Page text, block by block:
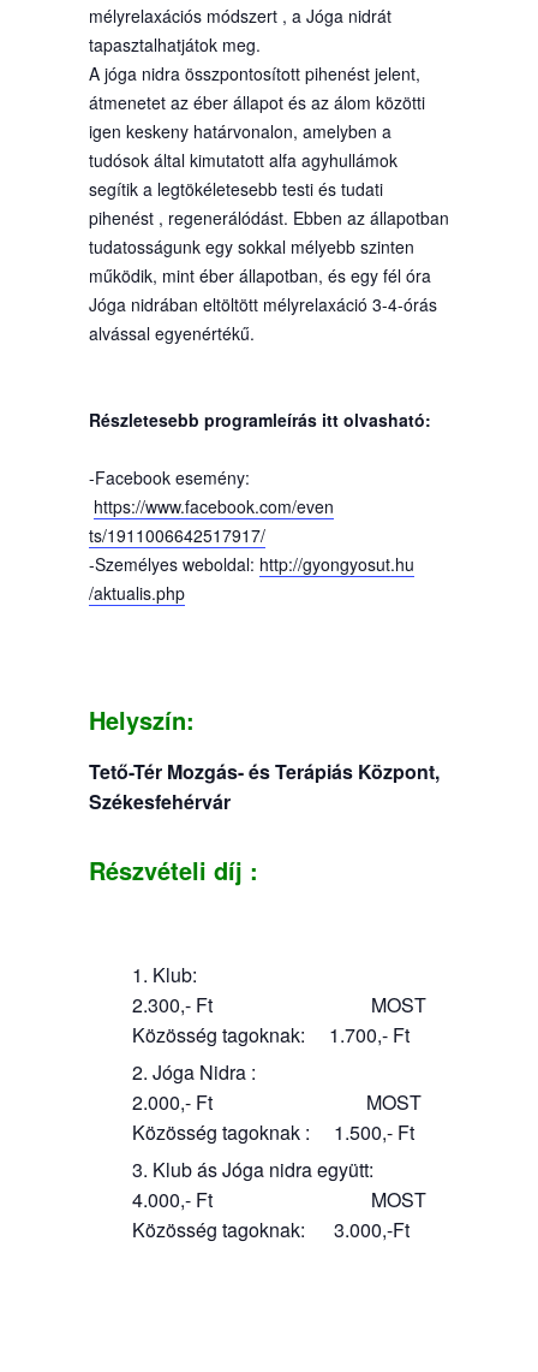
mélyrelaxációs módszert , a Jóga nidrát
tapasztalhatjátok meg.
A jóga nidra összpontosított pihenést jelent,
átmenetet az éber állapot és az álom közötti
igen keskeny határvonalon, amelyben a
tudósok által kimutatott alfa agyhullámok
segítik a legtökéletesebb testi és tudati
pihenést , regenerálódást. Ebben az állapotban
tudatosságunk egy sokkal mélyebb szinten
működik, mint éber állapotban, és egy fél óra
Jóga nidrában eltöltött mélyrelaxáció 3-4-órás
alvással egyenértékű.
Részletesebb programleírás itt olvasható:
-Facebook esemény:
https://www.facebook.com/even
ts/1911006642517917/
-Személyes weboldal: http://gyongyosut.hu
/aktualis.php
Helyszín:
Tető-Tér Mozgás- és Terápiás Központ,
Székesfehérvár
Részvételi díj :
Klub:
2.300,- Ft MOST
Közösség tagoknak: 1.700,- Ft
Jóga Nidra :
2.000,- Ft MOST
Közösség tagoknak : 1.500,- Ft
Klub ás Jóga nidra együtt:
4.000,- Ft MOST
Közösség tagoknak: 3.000,-Ft